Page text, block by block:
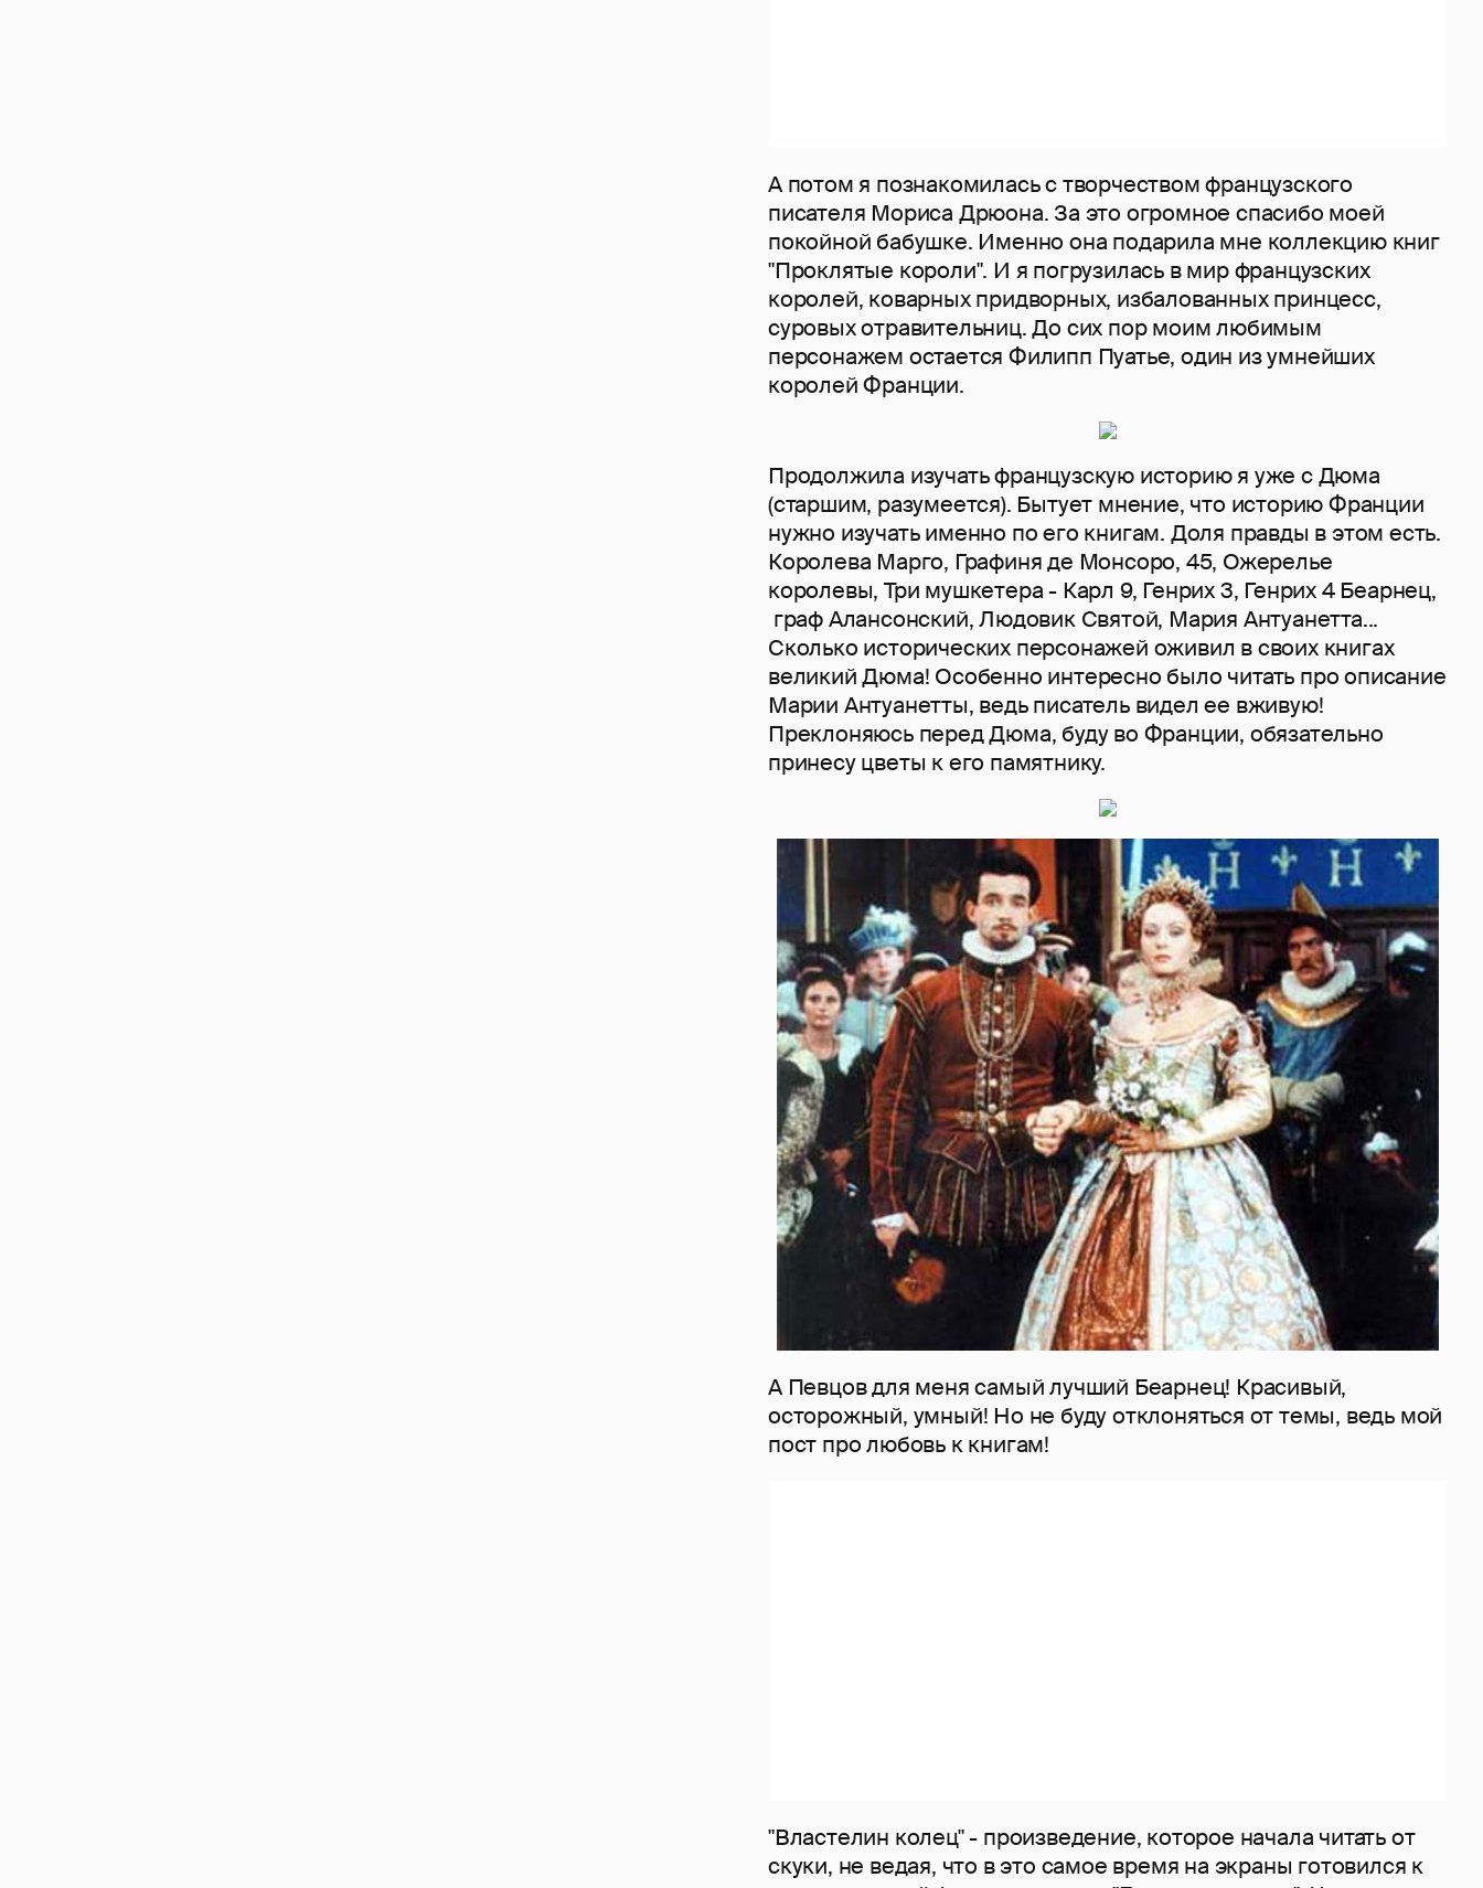
А потом я познакомилась с творчеством французского
писателя Мориса Дрюона. За это огромное спасибо моей
покойной бабушке. Именно она подарила мне коллекцию книг
"Проклятые короли". И я погрузилась в мир французских
королей, коварных придворных, избалованных принцесс,
суровых отравительниц. До сих пор моим любимым
персонажем остается Филипп Пуатье, один из умнейших
королей Франции.
Продолжила изучать французскую историю я уже с Дюма
(старшим, разумеется). Бытует мнение, что историю Франции
нужно изучать именно по его книгам. Доля правды в этом есть.
Королева Марго, Графиня де Монсоро, 45, Ожерелье
королевы, Три мушкетера - Карл 9, Генрих 3, Генрих 4 Беарнец,
граф Алансонский, Людовик Святой, Мария Антуанетта...
Сколько исторических персонажей оживил в своих книгах
великий Дюма! Особенно интересно было читать про описание
Марии Антуанетты, ведь писатель видел ее вживую!
Преклоняюсь перед Дюма, буду во Франции, обязательно
принесу цветы к его памятнику.
А Певцов для меня самый лучший Беарнец! Красивый,
осторожный, умный! Но не буду отклоняться от темы, ведь мой
пост про любовь к книгам!
"Властелин колец" - произведение, которое начала читать от
скуки, не ведая, что в это самое время на экраны готовился к